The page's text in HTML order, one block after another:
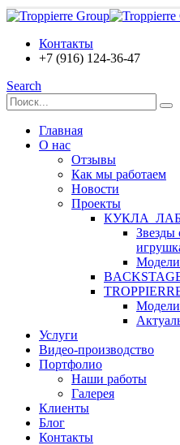
Контакты
+7 (916) 124-36-47
Search
Главная
О нас
Отзывы
Как мы работаем
Новости
Проекты
КУКЛА_ЛАБ,
Услуги
Видео-производство
Портфолио
Наши работы
Галерея
Клиенты
Блог
Контакты